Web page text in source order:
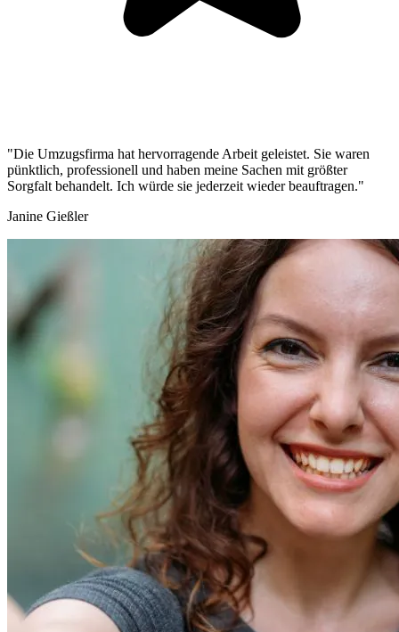
"Die Umzugsfirma hat hervorragende Arbeit geleistet. Sie waren
pünktlich, professionell und haben meine Sachen mit größter
Sorgfalt behandelt. Ich würde sie jederzeit wieder beauftragen."
Janine Gießler